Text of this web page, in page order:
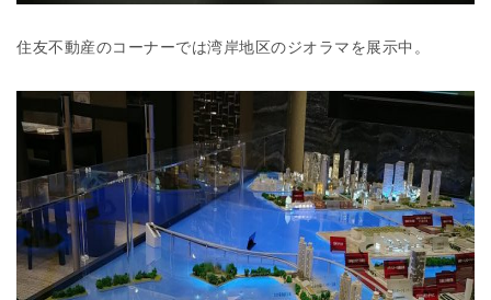
住友不動産のコーナーでは湾岸地区のジオラマを展示中。